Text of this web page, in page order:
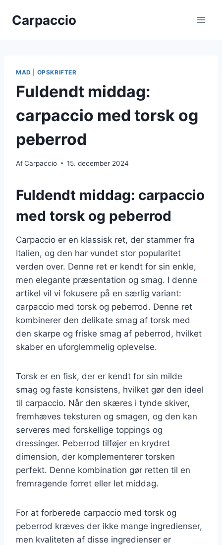
Carpaccio
MAD OPSKRIFTER
Fuldendt middag:
carpaccio med torsk og
peberrod
AfCarpaccio 15. december 2024
Fuldendt middag: carpaccio
med torsk og peberrod
Carpaccio er en klassisk ret, der stammer fra
Italien, og den har vundet stor popularitet
verden over. Denne ret er kendt for sin enkle,
men elegante præsentation og smag. I denne
artikel vil vi fokusere på en særlig variant:
carpaccio med torsk og peberrod. Denne ret
kombinerer den delikate smag af torsk med
den skarpe og friske smag af peberrod, hvilket
skaber en uforglemmelig oplevelse.
Torsk er en fisk, der er kendt for sin milde
smag og faste konsistens, hvilket gør den ideel
til carpaccio. Når den skæres i tynde skiver,
fremhæves teksturen og smagen, og den kan
serveres med forskellige toppings og
dressinger. Peberrod tilføjer en krydret
dimension, der komplementerer torsken
perfekt. Denne kombination gør retten til en
fremragende forret eller let middag.
For at forberede carpaccio med torsk og
peberrod kræves der ikke mange ingredienser,
men kvaliteten af disse ingredienser er